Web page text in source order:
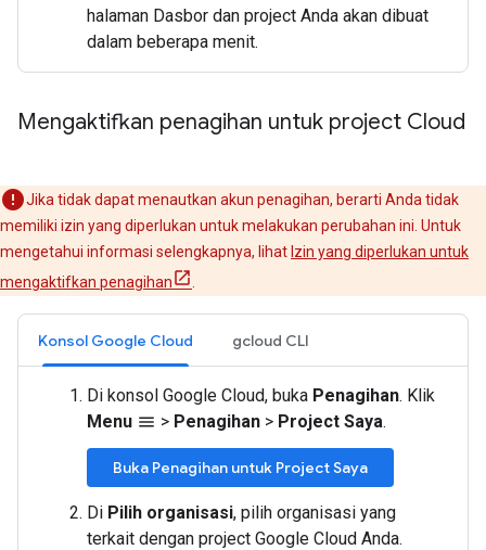
halaman Dasbor dan project Anda akan dibuat
dalam beberapa menit.
Mengaktifkan penagihan untuk project Cloud
Jika tidak dapat menautkan akun penagihan, berarti Anda tidak
memiliki izin yang diperlukan untuk melakukan perubahan ini. Untuk
mengetahui informasi selengkapnya, lihat Izin yang diperlukan untuk
mengaktifkan penagihan
Konsol Google Cloud gcloud CLI
Di konsol Google Cloud, buka Penagihan. Klik
Menu menu > Penagihan > Project Saya.
Buka Penagihan untuk Project Saya
Di Pilih organisasi, pilih organisasi yang
terkait dengan project Google Cloud Anda.